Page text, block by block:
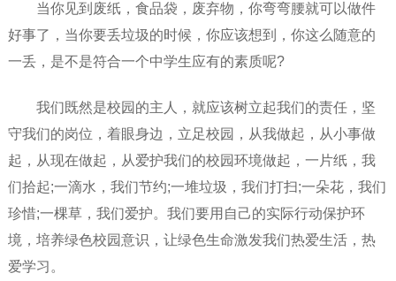
当你见到废纸，食品袋，废弃物，你弯弯腰就可以做件
好事了，当你要丢垃圾的时候，你应该想到，你这么随意的
一丢，是不是符合一个中学生应有的素质呢?
我们既然是校园的主人，就应该树立起我们的责任，坚
守我们的岗位，着眼身边，立足校园，从我做起，从小事做
起，从现在做起，从爱护我们的校园环境做起，一片纸，我
们拾起;一滴水，我们节约;一堆垃圾，我们打扫;一朵花，我们
珍惜;一棵草，我们爱护。我们要用自己的实际行动保护环
境，培养绿色校园意识，让绿色生命激发我们热爱生活，热
爱学习。